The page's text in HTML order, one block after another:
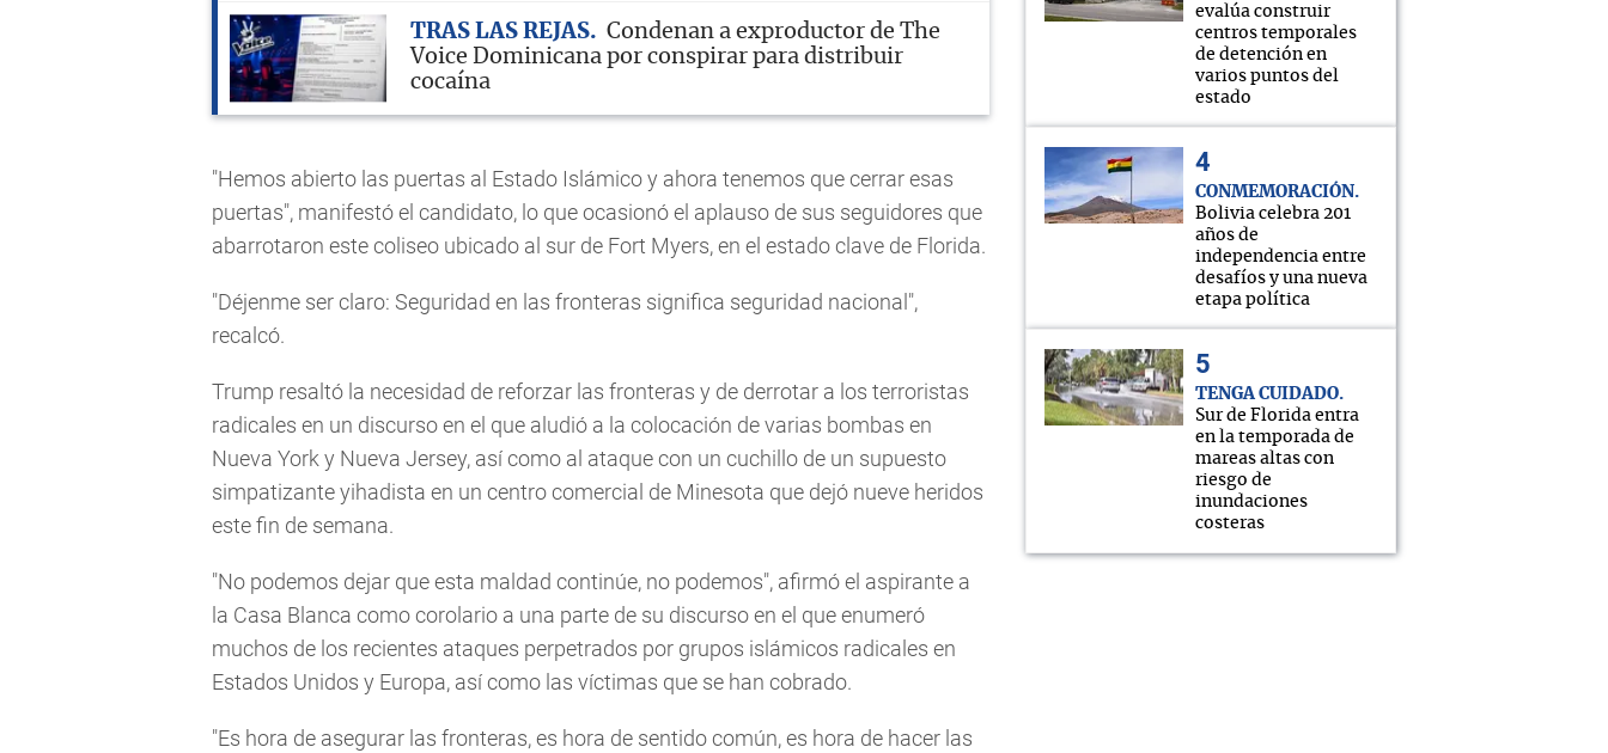
TRAS LAS REJAS
Condenan a exproductor de The
Voice Dominicana por conspirar para distribuir
cocaína
"Hemos abierto las puertas al Estado Islámico y ahora tenemos que cerrar esas
puertas", manifestó el candidato, lo que ocasionó el aplauso de sus seguidores que
abarrotaron este coliseo ubicado al sur de Fort Myers, en el estado clave de Florida.
"Déjenme ser claro: Seguridad en las fronteras significa seguridad nacional",
recalcó.
Trump resaltó la necesidad de reforzar las fronteras y de derrotar a los terroristas
radicales en un discurso en el que aludió a la colocación de varias bombas en
Nueva York y Nueva Jersey, así como al ataque con un cuchillo de un supuesto
simpatizante yihadista en un centro comercial de Minesota que dejó nueve heridos
este fin de semana.
"No podemos dejar que esta maldad continúe, no podemos", afirmó el aspirante a
la Casa Blanca como corolario a una parte de su discurso en el que enumeró
muchos de los recientes ataques perpetrados por grupos islámicos radicales en
Estados Unidos y Europa, así como las víctimas que se han cobrado.
"Es hora de asegurar las fronteras, es hora de sentido común, es hora de hacer las
evalúa construir
centros temporales
de detención en
varios puntos del
estado
CONMEMORACIÓN
Bolivia celebra 201
años de
independencia entre
desafíos y una nueva
etapa política
TENGA CUIDADO
Sur de Florida entra
en la temporada de
mareas altas con
riesgo de
inundaciones
costeras